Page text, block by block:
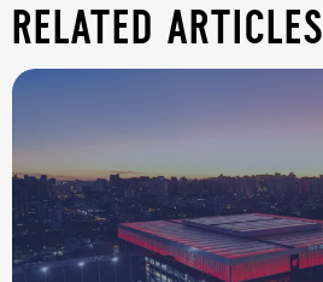
related articles